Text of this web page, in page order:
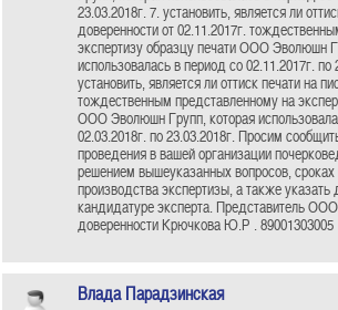
23.03.2018г. 7. установить, является ли
доверенности от 02.11.2017г.
экспертизу образцу печати ООО Эволюшн
использовалась в период со 02.11.2017г. по
установить, является ли оттиск печати на
тождественным представленному на
ООО Эволюшн Групп, которая
02.03.2018г. по 23.03.2018г. Просим
проведения в вашей организации
решением вышеуказанных вопросов, сроках
производства экспертизы, а также
кандидатуре эксперта. Представитель
доверенности Крючкова Ю.Р . 89001303005
Влада Парадзинская